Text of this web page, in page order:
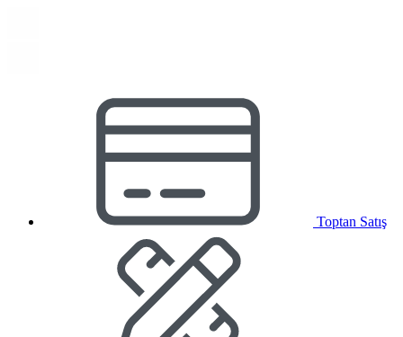
Toptan Satış